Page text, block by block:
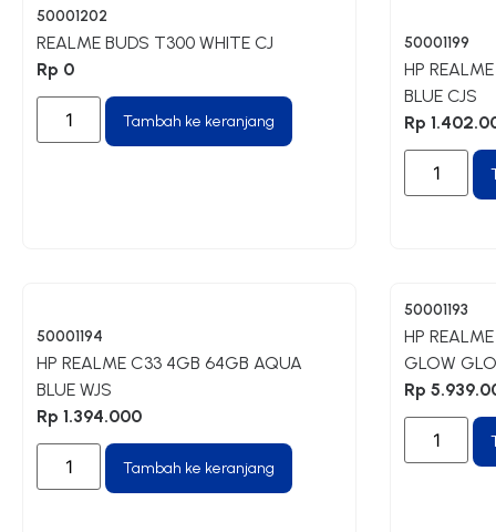
50001202
REALME BUDS T300 WHITE CJ
Rp 0
Tambah ke keranjang
50001199
HP
BLUE CJS
Rp
50001194
HP REALME C33 4GB 64GB AQUA
BLUE WJS
Rp 1.394.000
Tambah ke keranjang
50001193
HP
GLOW
Rp